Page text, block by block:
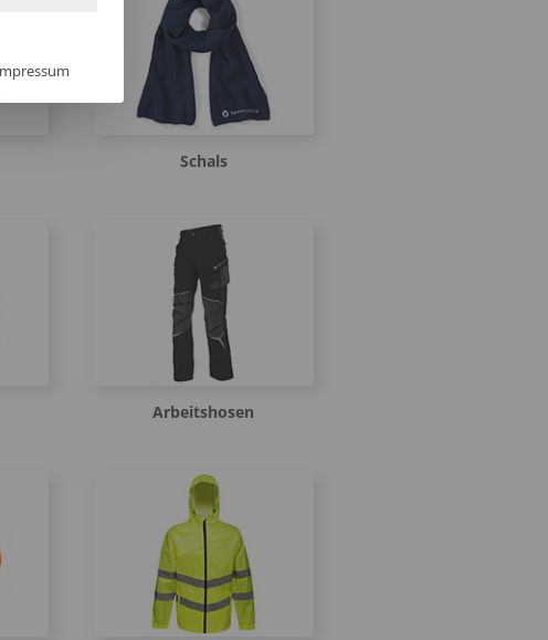
Schals
Arbeitshosen